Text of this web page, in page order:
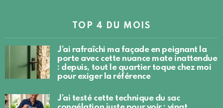
TOP 4 DU MOIS
J’ai rafraîchi ma façade en peignant la
porte avec cette nuance mate inattendue
: depuis, tout le quartier toque chez moi
pour exiger la référence
J’ai testé cette technique du sac